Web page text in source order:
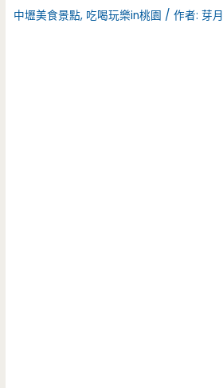
中壢美食景點, 吃喝玩樂in桃園 / 作者:芽月